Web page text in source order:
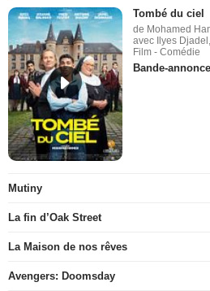
Tombé du ciel
de Mohamed
avec Ilyes
Film - Comédie
Bande-annonce
Mutiny
La fin d’Oak Street
La Maison de nos rêves
Avengers: Doomsday